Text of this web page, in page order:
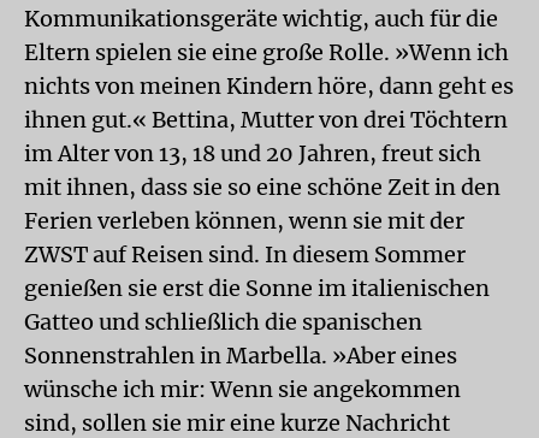
Kommunikationsgeräte wichtig, auch für die
Eltern spielen sie eine große Rolle. »Wenn ich
nichts von meinen Kindern höre, dann geht es
ihnen gut.« Bettina, Mutter von drei Töchtern
im Alter von 13, 18 und 20 Jahren, freut sich
mit ihnen, dass sie so eine schöne Zeit in den
Ferien verleben können, wenn sie mit der
ZWST auf Reisen sind. In diesem Sommer
genießen sie erst die Sonne im italienischen
Gatteo und schließlich die spanischen
Sonnenstrahlen in Marbella. »Aber eines
wünsche ich mir: Wenn sie angekommen
sind, sollen sie mir eine kurze Nachricht